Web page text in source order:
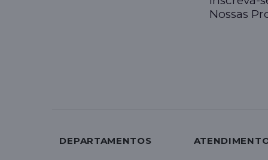
Nossas
DEPARTAMENTOS